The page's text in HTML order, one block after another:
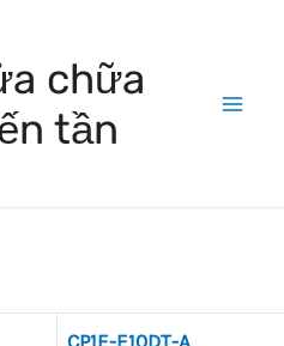
chữa
tần
CP1E-E10DT-A